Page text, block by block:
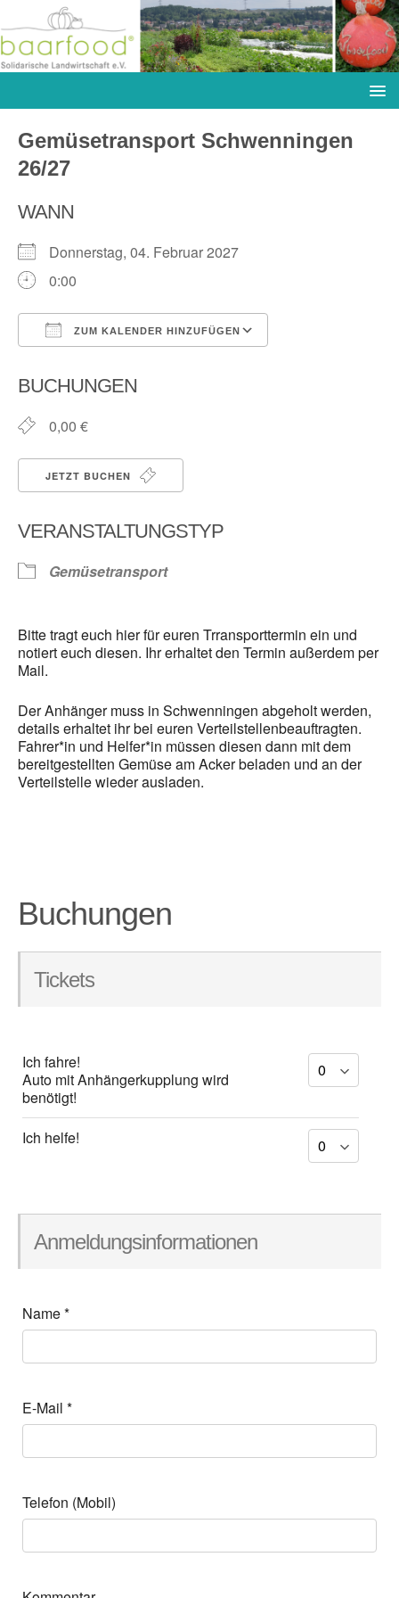
Gemüsetransport Schwenningen
26/27
WANN
Donnerstag, 04. Februar 2027
0:00
ZUM KALENDER HINZUFÜGEN
BUCHUNGEN
0,00 €
JETZT BUCHEN
VERANSTALTUNGSTYP
Gemüsetransport
Bitte tragt euch hier für euren Trransporttermin ein und
notiert euch diesen. Ihr erhaltet den Termin außerdem per
Mail.
Der Anhänger muss in Schwenningen abgeholt werden,
details erhaltet ihr bei euren Verteilstellenbeauftragten.
Fahrer*in und Helfer*in müssen diesen dann mit dem
bereitgestellten Gemüse am Acker beladen und an der
Verteilstelle wieder ausladen.
Buchungen
Tickets
Ich fahre!
Auto mit Anhängerkupplung wird
benötigt!
Ich helfe!
Anmeldungsinformationen
Name*
E-Mail *
Telefon (Mobil)